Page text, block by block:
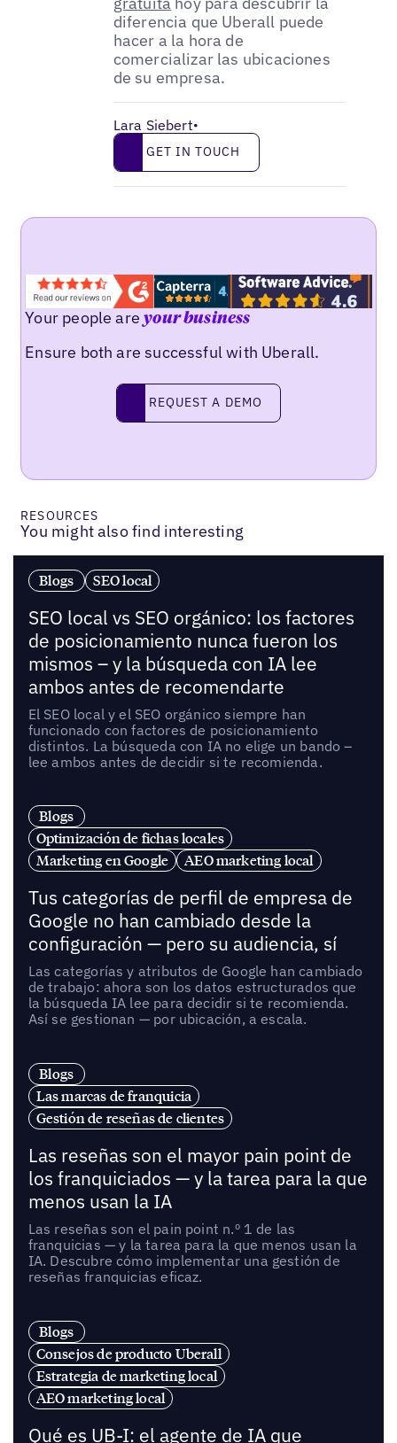
diferencia que Uberall puede
hacer a la hora de
comercializar las ubicaciones
de su empresa.
Lara Siebert•
Get in touch
GET IN TOUCH
Your people areyour business
Ensure both are successful with Uberall.
Request a demo
REQUEST A DEMO
RESOURCES
You might also find interesting
Blogs SEO local
SEO local vs SEO orgánico: los factores
de posicionamiento nunca fueron los
mismos – y la búsqueda con IA lee
ambos antes de recomendarte
El SEO local y el SEO orgánico siempre han
funcionado con factores de posicionamiento
distintos. La búsqueda con IA no elige un bando –
lee ambos antes de decidir si te recomienda.
Blogs
Optimización de fichas locales
Marketing en Google
AEO marketing local
Tus categorías de perfil de empresa de
Google no han cambiado desde la
configuración — pero su audiencia, sí
Las categorías y atributos de Google han cambiado
de trabajo: ahora son los datos estructurados que
la búsqueda IA lee para decidir si te recomienda.
Así se gestionan — por ubicación, a escala.
Blogs
Las marcas de franquicia
Gestión de reseñas de clientes
Las reseñas son el mayor pain point de
los franquiciados — y la tarea para la que
menos usan la IA
Las reseñas son el pain point n.º 1 de las
franquicias — y la tarea para la que menos usan la
IA. Descubre cómo implementar una gestión de
reseñas franquicias eficaz.
Blogs
Consejos de producto Uberall
Estrategia de marketing local
AEO marketing local
Qué es UB-I: el agente de IA que